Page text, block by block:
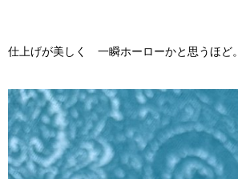
仕上げが美しく 一瞬ホーローかと思うほど。